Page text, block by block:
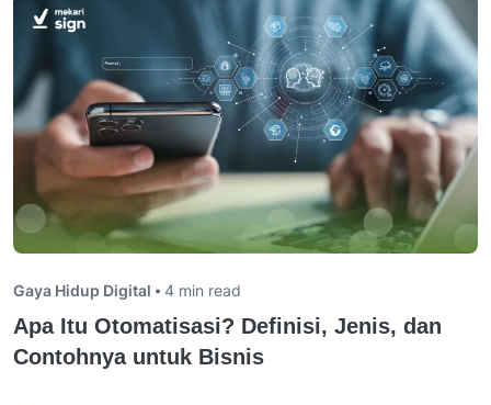
Gaya Hidup Digital 4 min read
Apa Itu Otomatisasi? Definisi, Jenis, dan
Contohnya untuk Bisnis